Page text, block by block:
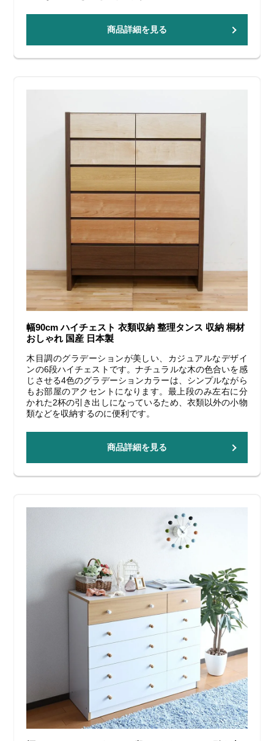
商品詳細を見る
幅90cm ハイチェスト 衣類収納 整理タンス 収納 桐材
おしゃれ 国産 日本製
木目調のグラデーションが美しい、カジュアルなデザイ
ンの6段ハイチェストです。ナチュラルな木の色合いを感
じさせる4色のグラデーションカラーは、シンプルながら
もお部屋のアクセントになります。最上段のみ左右に分
かれた2杯の引き出しになっているため、衣類以外の小物
類などを収納するのに便利です。
商品詳細を見る